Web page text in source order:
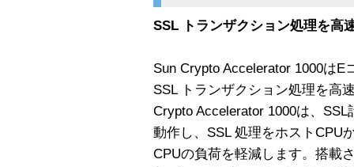
SSL トランザクション処理を高
Sun Crypto Accelerator 1000は
SSL トランザクション処理を高
Crypto Accelerator 1000は、
動作し、SSL 処理をホストCPU
CPUの負荷を軽減します。搭載